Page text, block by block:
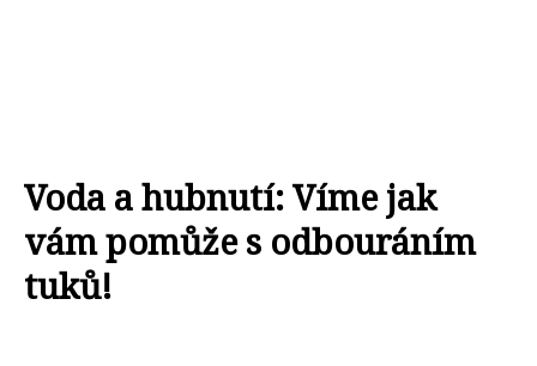
Voda a hubnutí: Víme jak
vám pomůže s odbouráním
tuků!